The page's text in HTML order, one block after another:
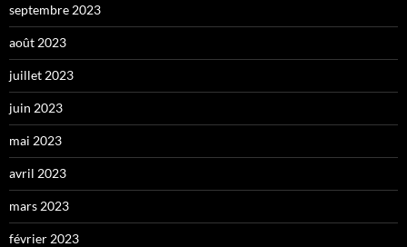
septembre 2023
août 2023
juillet 2023
juin 2023
mai 2023
avril 2023
mars 2023
février 2023